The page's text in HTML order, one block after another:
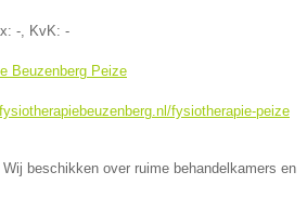
- , KvK: -
Beuzenberg Peize
fysiotherapie-peize
beschikken over ruime behandelkamers en